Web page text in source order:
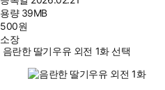
용량 39MB
500원
소장
음란한 딸기우유 외전 1화 선택